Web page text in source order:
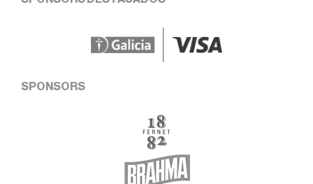
SPONSORS